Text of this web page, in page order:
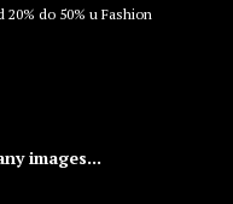
do 50% u Fashion
images...